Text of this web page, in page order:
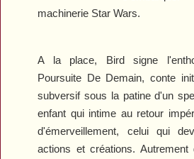
machinerie Star Wars.
A la place, Bird signe
Poursuite De Demain, conte
subversif sous la patine d'un
enfant qui intime au retour
d'émerveillement, celui qui
actions et créations.